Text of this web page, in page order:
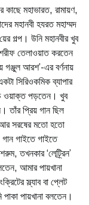
মহাভারত, রামায়ণ,
মহানবী হযরত মহাম্মদ
গল্প। উনি মহানবীর খুব
তেলাওয়াত করতেন
গঞ্জুল আরশ’-এর বর্ণনায়
সিরিওকমিক ব্যাপার
ওয়াক্ত পড়তেন। খুব
তাঁর প্রিয় গান ছিল
সরষের মতো হতো
গান গাইতে গাইতে
তখনকার ‘লেট্র্রিন’
আমার পায়খানা
স্ল্যাব বা প্লেট
পায়খানা বলতেন।